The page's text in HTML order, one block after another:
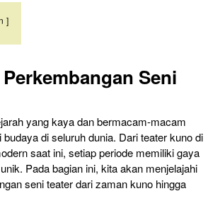
Seni
yang kaya dan bermacam-macam
di seluruh dunia. Dari teater kuno di
saat ini, setiap periode memiliki gaya
Pada bagian ini, kita akan menjelajahi
seni teater dari zaman kuno hingga